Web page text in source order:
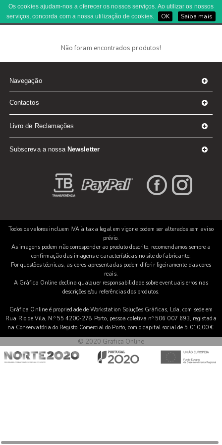
Registe-se aqui
Mantém-te SEGURO! (E.P.I.)
Queres EXPOR?
À TUA Medida
GO BACK
Se não é utilizador pode registar-
* Campo de preenchimento obrigatório
Não foram encontrados produtos!
Navegação
Contactos
Livro de Reclamações
Subscreva a nossaNewsletter
Todos os valores incluem IVA à taxa legal em vigor e podem ser alterados sem aviso
prévio.
As imagens podem não corresponder ao produto descrito, recomendamos sempre a
confirmação das imagens e características no site do fabricante.
Por questões técnicas, as cores apresentadas podem diferir ligeiramente das cores
reais.
A Gráfica Online declina qualquer responsabilidade sobre eventuais erros nas
descrições e/ou referências dos produtos.
Gráfica Online é propriedade de Workstation Soluções Gráficas, Lda, com sede em
Rua Rio de Vila, N.º 55 4200-278 Porto, pessoa coletiva nº 506 007 693, registada
na Conservatória do Registo Comercial do Porto, com o capital social de 5.010,00 €.
© 2020 Grafica Online
Os cookies ajudam-nos a oferecer os nossos serviços. Ao utilizar os nossos
serviços, concorda com a nossa utilização de cookies.
OK Saiba mais